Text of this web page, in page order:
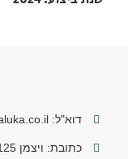
דוא"ל: nati@baluka.co.il
כתובת: ויצמן 125, כפר סבא